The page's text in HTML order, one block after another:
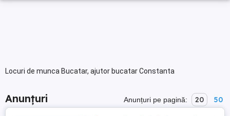
Locuri de munca Bucatar, ajutor bucatar Constanta
Anunțuri Anunțuri pe pagină: 20 50